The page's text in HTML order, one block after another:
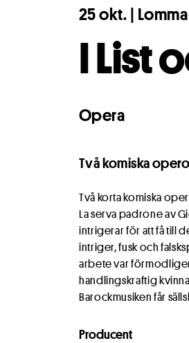
25 okt. | Lomma
I List
Opera
Två komiska
Två korta komiska
La serva padrone av
intrigerar för att få till
intriger, fusk och
arbete var
handlingskraftig
Barockmusiken får
Producent